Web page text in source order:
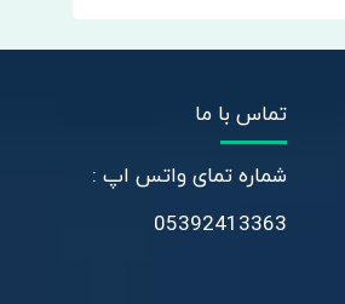
تماس با ما
شماره تمای واتس اپ :
05392413363